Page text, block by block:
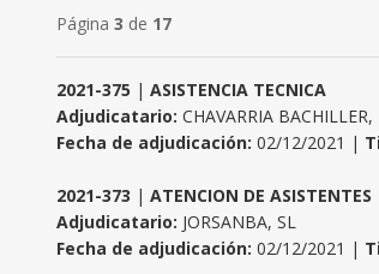
Página 3 de 17
2021-375 | ASISTENCIA TECNICA
Adjudicatario: CHAVARRIA
Fecha de adjudicación: 02/12/2021 |
2021-373 | ATENCION DE ASISTENTES
Adjudicatario: JORSANBA, SL
Fecha de adjudicación: 02/12/2021 |